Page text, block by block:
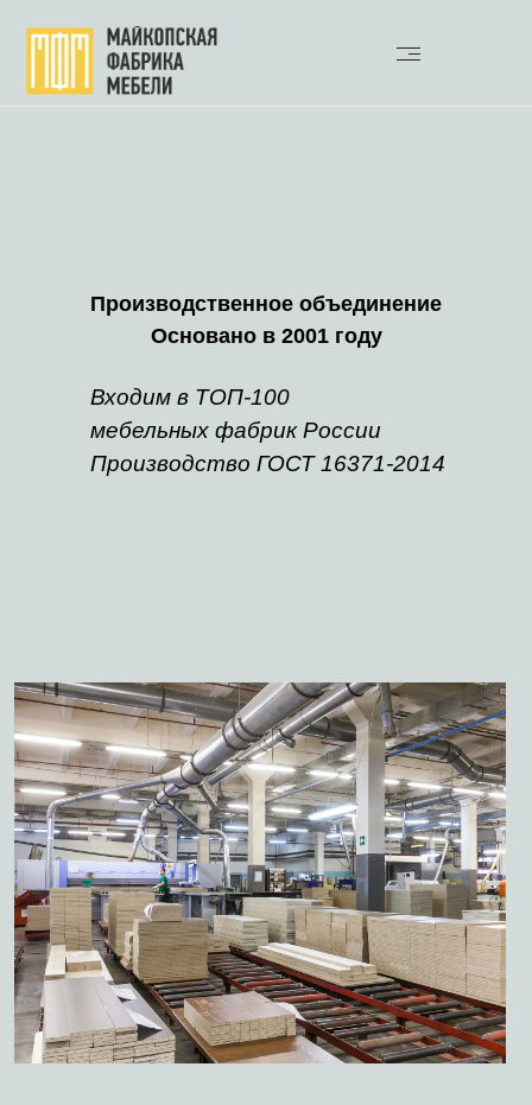
Производственное объединение
Основано в 2001 году
Входим в ТОП-100
мебельных фабрик России
Производство ГОСТ 16371-2014